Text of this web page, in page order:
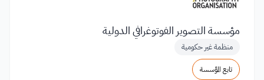
مؤسسة التصوير الفوتوغرافي الدولية
منظمة غير حكومية
تابع المؤسسة